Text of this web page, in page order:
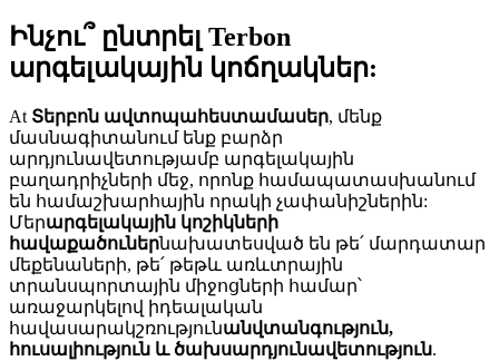
Ինչու՞ ընտրել Terbon
արգելակային կոճղակներ:
At Տերբոն ավտոպահեստամասեր, մենք
մասնագիտանում ենք բարձր
արդյունավետությամբ արգելակային
բաղադրիչների մեջ, որոնք համապատասխանում
են համաշխարհային որակի չափանիշներին:
Մերարգելակային կոշիկների
հավաքածուներնախատեսված են թե՛ մարդատար
մեքենաների, թե՛ թեթև առևտրային
տրանսպորտային միջոցների համար՝
առաջարկելով իդեալական
հավասարակշռությունանվտանգություն,
հուսալիություն և ծախսարդյունավետություն.